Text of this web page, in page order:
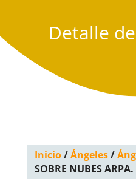
Detalle
Inicio/Ángeles/
SOBRE NUBES ARPA.